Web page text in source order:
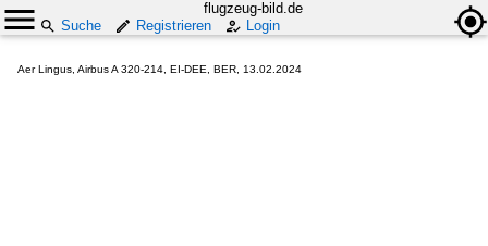
flugzeug-bild.de
Suche
Registrieren Login
Aer Lingus, Airbus A 320-214, EI-DEE, BER, 13.02.2024